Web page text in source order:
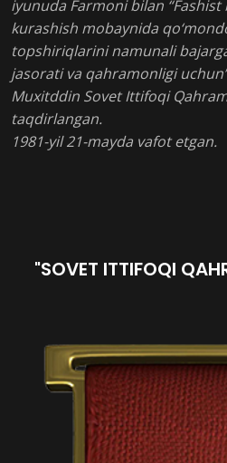
iyunuda Farmoni bilan
kurashish mobaynida
topshiriqlarini namunali
jasorati va qahramonligi
Muxitddin Sovet Ittifoqi
taqdirlangan.
1981-yil 21-mayda vafot etgan.
"SOVET ITTIFOQI